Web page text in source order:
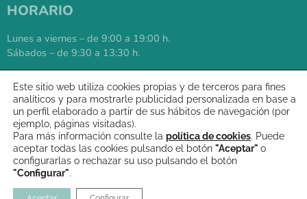
HORARIO
Lunes a viernes – de 9:00 a 19:00 h.
Sábados – de 9:30 a 13:30 h.
976 05 65 71
Copyright 2021 © Página web creada por
Este sitio web utiliza cookies propias y de terceros para fines
analíticos y para mostrarle publicidad personalizada en base a
un perfil elaborado a partir de sus hábitos de navegación (por
ejemplo, páginas visitadas).
Para más información consulte la política de cookies. Puede
aceptar todas las cookies pulsando el botón "Aceptar" o
configurarlas o rechazar su uso pulsando el botón
"Configurar".